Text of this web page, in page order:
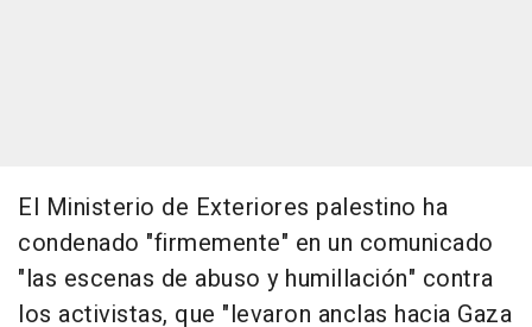
El Ministerio de Exteriores palestino ha
condenado "firmemente" en un comunicado
"las escenas de abuso y humillación" contra
los activistas, que "levaron anclas hacia Gaza